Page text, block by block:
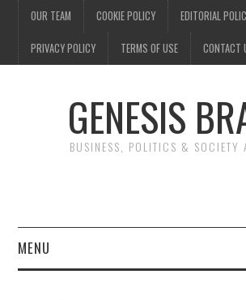
OUR TEAM COOKIE POLICY EDITORIAL
PRIVACY POLICY TERMS OF USE CONTACT
GENESIS
BUSINESS, POLITICS & SOCIETY
MENU